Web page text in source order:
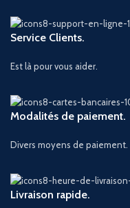
Service Clients.
Est là pour vous aider.
Modalités de paiement.
Divers moyens de paiement.
Livraison rapide.